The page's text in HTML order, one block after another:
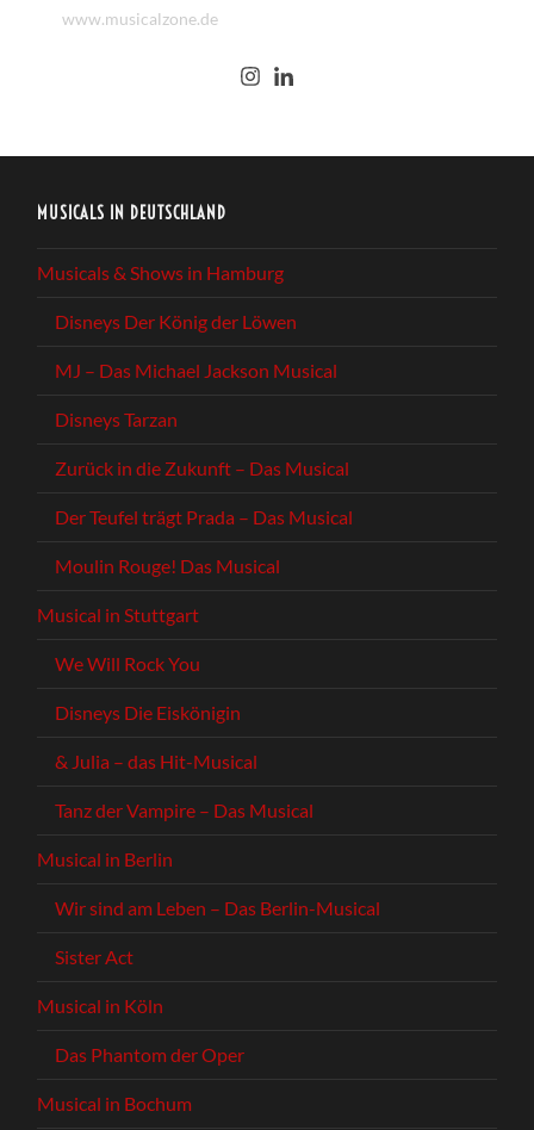
www.musicalzone.de
MUSICALS IN DEUTSCHLAND
Musicals & Shows in Hamburg
Disneys Der König der Löwen
MJ – Das Michael Jackson Musical
Disneys Tarzan
Zurück in die Zukunft – Das Musical
Der Teufel trägt Prada – Das Musical
Moulin Rouge! Das Musical
Musical in Stuttgart
We Will Rock You
Disneys Die Eiskönigin
& Julia – das Hit-Musical
Tanz der Vampire – Das Musical
Musical in Berlin
Wir sind am Leben – Das Berlin-Musical
Sister Act
Musical in Köln
Das Phantom der Oper
Musical in Bochum